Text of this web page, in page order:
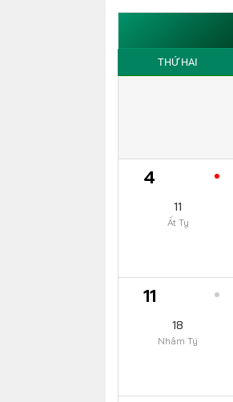
THỨ HAI
4
11
Ất Tỵ
11
18
Nhâm Tý